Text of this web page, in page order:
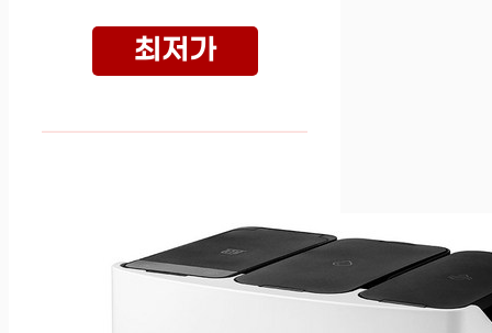
최저가